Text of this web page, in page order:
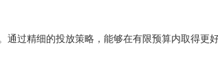
过精细的投放策略，能够在有限预算内取得更好